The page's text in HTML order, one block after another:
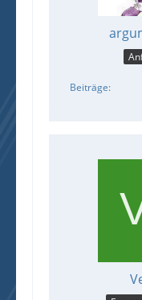
Beiträge